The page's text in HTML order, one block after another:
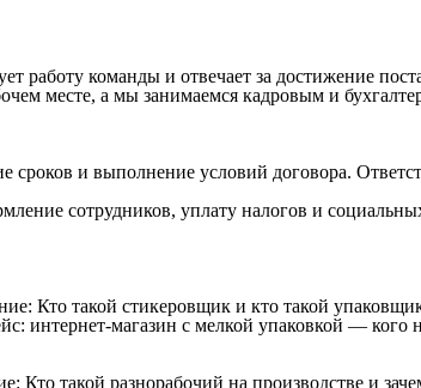
работу команды и отвечает за достижение
месте, а мы занимаемся кадровым и
и выполнение условий договора.
сотрудников, уплату налогов и
Кто такой стикеровщик и кто такой
магазин с мелкой упаковкой — кого
Кто такой разнорабочий на производстве и